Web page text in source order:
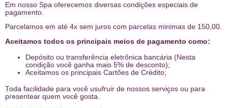
Em nosso Spa oferecemos diversas condições especiais de
pagamento.
Parcelamos em até 4x sem juros com parcelas minimas de 150,00.
Aceitamos todos os principais meios de pagamento como:
Depósito ou transferência eletrônica bancária (Nesta
condição você ganha mais 5% de desconto);
Aceitamos os principais Cartões de Crédito;
Toda facilidade para você usufruir de nossos serviços ou para
presentear quem você gosta.